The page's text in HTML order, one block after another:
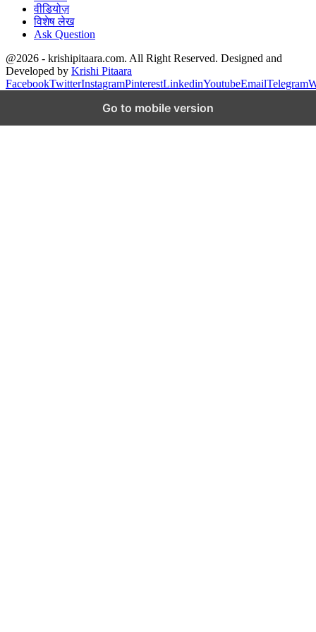
वीडियोज़
विशेष लेख
Ask Question
@2026 - krishipitaara.com. All Right Reserved. Designed and
Developed by Krishi Pitaara
FacebookTwitterInstagramPinterestLinkedinYoutubeEmailTelegram
Go to mobile version